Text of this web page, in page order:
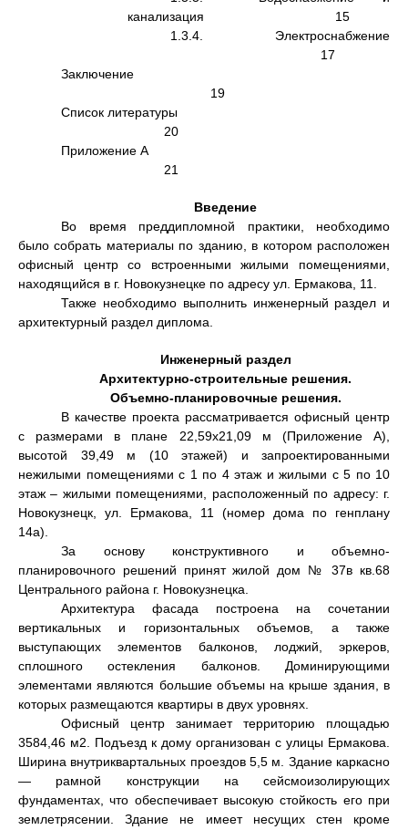
канализация 15
1.3.4. Электроснабжение
17
Заключение
19
Список литературы
20
Приложение А
21
Введение
Во время преддипломной практики, необходимо
было собрать материалы по зданию, в котором расположен
офисный центр со встроенными жилыми помещениями,
находящийся в г. Новокузнецке по адресу ул. Ермакова, 11.
Также необходимо выполнить инженерный раздел и
архитектурный раздел диплома.
Инженерный раздел
Архитектурно-строительные решения.
Объемно-планировочные решения.
В качестве проекта рассматривается офисный центр
с размерами в плане 22,59х21,09 м (Приложение А),
высотой 39,49 м (10 этажей) и запроектированными
нежилыми помещениями с 1 по 4 этаж и жилыми с 5 по 10
этаж – жилыми помещениями, расположенный по адресу: г.
Новокузнецк, ул. Ермакова, 11 (номер дома по генплану
14а).
За основу конструктивного и объемно-
планировочного решений принят жилой дом № 37в кв.68
Центрального района г. Новокузнецка.
Архитектура фасада построена на сочетании
вертикальных и горизонтальных объемов, а также
выступающих элементов балконов, лоджий, эркеров,
сплошного остекления балконов. Доминирующими
элементами являются большие объемы на крыше здания, в
которых размещаются квартиры в двух уровнях.
Офисный центр занимает территорию площадью
3584,46 м2. Подъезд к дому организован с улицы Ермакова.
Ширина внутриквартальных проездов 5,5 м. Здание каркасно
— рамной конструкции на сейсмоизолирующих
фундаментах, что обеспечивает высокую стойкость его при
землетрясении. Здание не имеет несущих стен кроме